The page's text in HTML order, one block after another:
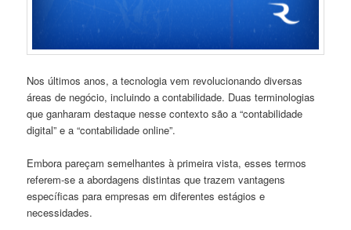
Nos últimos anos, a tecnologia vem revolucionando diversas
áreas de negócio, incluindo a contabilidade. Duas terminologias
que ganharam destaque nesse contexto são a “contabilidade
digital” e a “contabilidade online”.
Embora pareçam semelhantes à primeira vista, esses termos
referem-se a abordagens distintas que trazem vantagens
específicas para empresas em diferentes estágios e
necessidades.